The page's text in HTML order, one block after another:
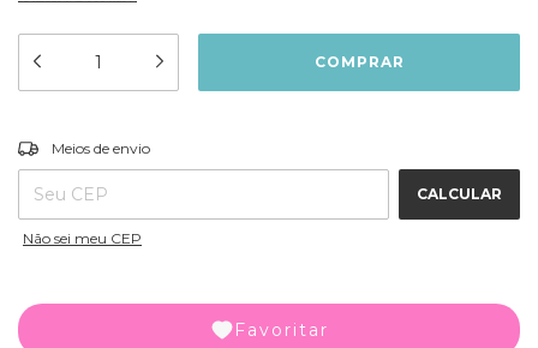
Entregas para o CEP:
Meios de envio
CALCULAR
Não sei meu CEP
Favoritar